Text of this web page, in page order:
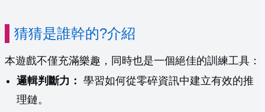
猜猜是誰幹的?介紹
本遊戲不僅充滿樂趣，同時也是一個絕佳的訓練工具：
邏輯判斷力： 學習如何從零碎資訊中建立有效的推
理鏈。